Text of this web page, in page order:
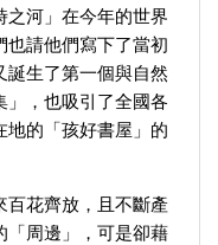
河」在今年的世界
請他們寫下了當初
誕生了第一個與自然
，也吸引了全國各
的「孩好書屋」的
花齊放，且不斷產
「周邊」，可是卻藉